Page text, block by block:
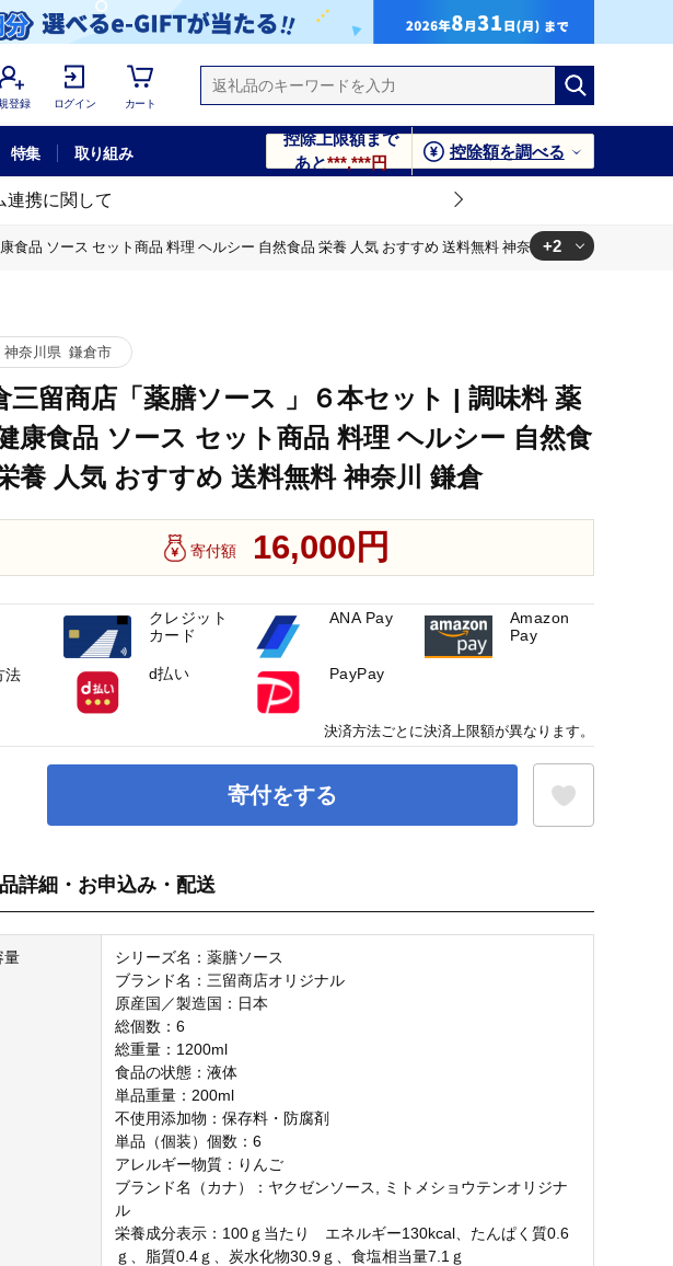
登録 ログイン カート
特集 取り組み
控除上限額まで
あと***,***円
控除額を調べる
連携に関して
食品 ソース セット商品 料理 ヘルシー 自然食品 栄養 人気 おすすめ 送料無料 神奈川 鎌倉
+2
神奈川県 鎌倉市
三留商店「薬膳ソース 」６本セット | 調味料 薬
康食品 ソース セット商品 料理 ヘルシー 自然食
養 人気 おすすめ 送料無料 神奈川 鎌倉
寄付額 16,000円
寄付をする
詳細・お申込み・配送
量
シリーズ名：薬膳ソース
ブランド名：三留商店オリジナル
原産国／製造国：日本
総個数：6
総重量：1200ml
食品の状態：液体
単品重量：200ml
不使用添加物：保存料・防腐剤
単品（個装）個数：6
アレルギー物質：りんご
ブランド名（カナ）：ヤクゼンソース, ミトメショウテンオリジナ
ル
栄養成分表示：100ｇ当たり エネルギー130kcal、たんぱく質0.6
ｇ、脂質0.4ｇ、炭水化物30.9ｇ、食塩相当量7.1ｇ
法
クレジット
カード
ANA Pay
Amazon
Pay
d払い PayPay
決済方法ごとに決済上限額が異なります。